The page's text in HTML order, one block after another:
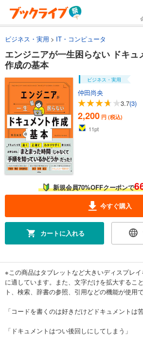
ビジネス・実用 IT・コンピュータ
エンジニアが一生困らない ドキュ
作成の基本
ビジネス・実用
仲田尚央
3.7(3)
2,200 円 (税込)
11pt
新規会員70%OFFクーポンで
今すぐ購入
カートに入れる
※この商品はタブレットなど大きいディスプレ
に適しています。また、文字だけを拡大するこ
ト、検索、辞書の参照、引用などの機能が使用で
「コードを書くのは好きだけどドキュメントは苦
「ドキュメントはつい後回しにしてしまう」